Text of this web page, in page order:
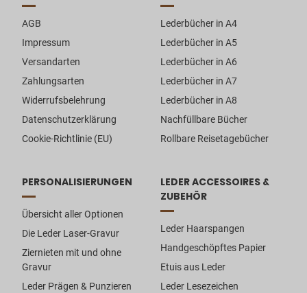
AGB
Impressum
Versandarten
Zahlungsarten
Widerrufsbelehrung
Datenschutzerklärung
Cookie-Richtlinie (EU)
Lederbücher in A4
Lederbücher in A5
Lederbücher in A6
Lederbücher in A7
Lederbücher in A8
Nachfüllbare Bücher
Rollbare Reisetagebücher
PERSONALISIERUNGEN
Übersicht aller Optionen
Die Leder Laser-Gravur
Ziernieten mit und ohne
Gravur
Leder Prägen & Punzieren
LEDER ACCESSOIRES &
ZUBEHÖR
Leder Haarspangen
Handgeschöpftes Papier
Etuis aus Leder
Leder Lesezeichen